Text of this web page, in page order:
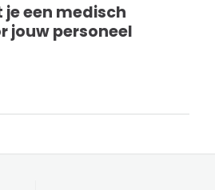
een medisch
jouw personeel